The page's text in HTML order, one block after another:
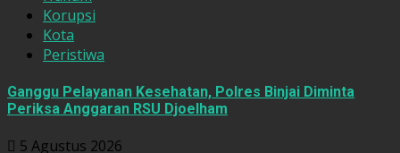
Korupsi
Kota
Peristiwa
Ganggu Pelayanan Kesehatan, Polres Binjai Diminta
Periksa Anggaran RSU Djoelham
5 Agustus 2026